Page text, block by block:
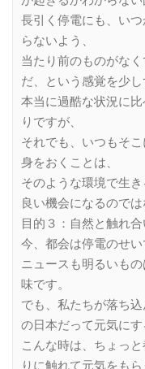
長引く停電にも、い
らないよう、
当たり前のものがな
だ、という感覚を少
本当に過酷な状況に
りですが、
それでも、いつもそ
身をおくことは、
そのような環境で生
良い機会になるのでは
目的３：自然と触れ合
今、都会は停電のせ
ニュースも明るいも
味です。
でも、私たちが落ち
の日本だって元気にす
こんな時は、ちょっ
りに触れて元気をも